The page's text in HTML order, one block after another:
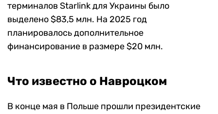
терминалов Starlink для Украины было
выделено $83,5 млн. На 2025 год
планировалось дополнительное
финансирование в размере $20 млн.
Что известно о Навроцком
В конце мая в Польше прошли президентские